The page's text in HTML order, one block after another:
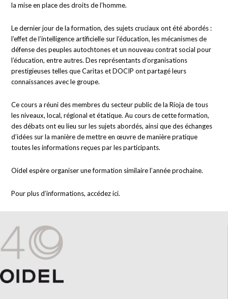
la mise en place des droits de l’homme.
Le dernier jour de la formation, des sujets cruciaux ont été abordés :
l’effet de l’intelligence artificielle sur l’éducation, les mécanismes de
défense des peuples autochtones et un nouveau contrat social pour
l’éducation, entre autres. Des représentants d’organisations
prestigieuses telles que Caritas et DOCIP ont partagé leurs
connaissances avec le groupe.
Ce cours a réuni des membres du secteur public de la Rioja de tous
les niveaux, local, régional et étatique. Au cours de cette formation,
des débats ont eu lieu sur les sujets abordés, ainsi que des échanges
d’idées sur la manière de mettre en œuvre de manière pratique
toutes les informations reçues par les participants.
Oidel espère organiser une formation similaire l’année prochaine.
Pour plus d’informations, accédezici.